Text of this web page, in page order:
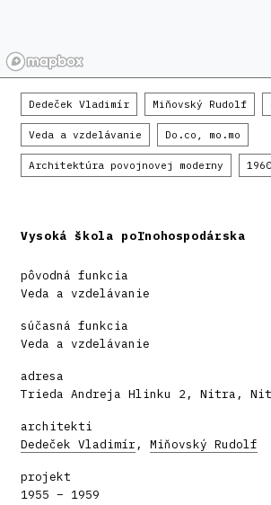
Dedeček Vladimír Miňovský Rudolf
Veda a vzdelávanie Do.co, mo.mo
Architektúra povojnovej moderny
Vysoká škola poľnohospodárska
pôvodná funkcia
Veda a vzdelávanie
súčasná funkcia
Veda a vzdelávanie
adresa
Trieda Andreja Hlinku 2, Nitra,
architekti
Dedeček Vladimír, Miňovský Rudolf
projekt
1955 – 1959